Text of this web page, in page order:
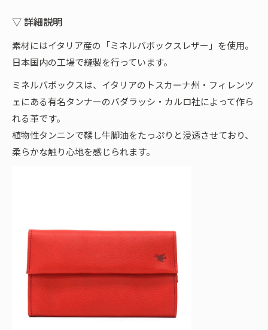
▽ 詳細説明
素材にはイタリア産の「ミネルバボックスレザー」を使用。
日本国内の工場で縫製を行っています。
ミネルバボックスは、イタリアのトスカーナ州・フィレンツ
ェにある有名タンナーのバダラッシ・カルロ社によって作ら
れる革です。
植物性タンニンで鞣し牛脚油をたっぷりと浸透させており、
柔らかな触り心地を感じられます。